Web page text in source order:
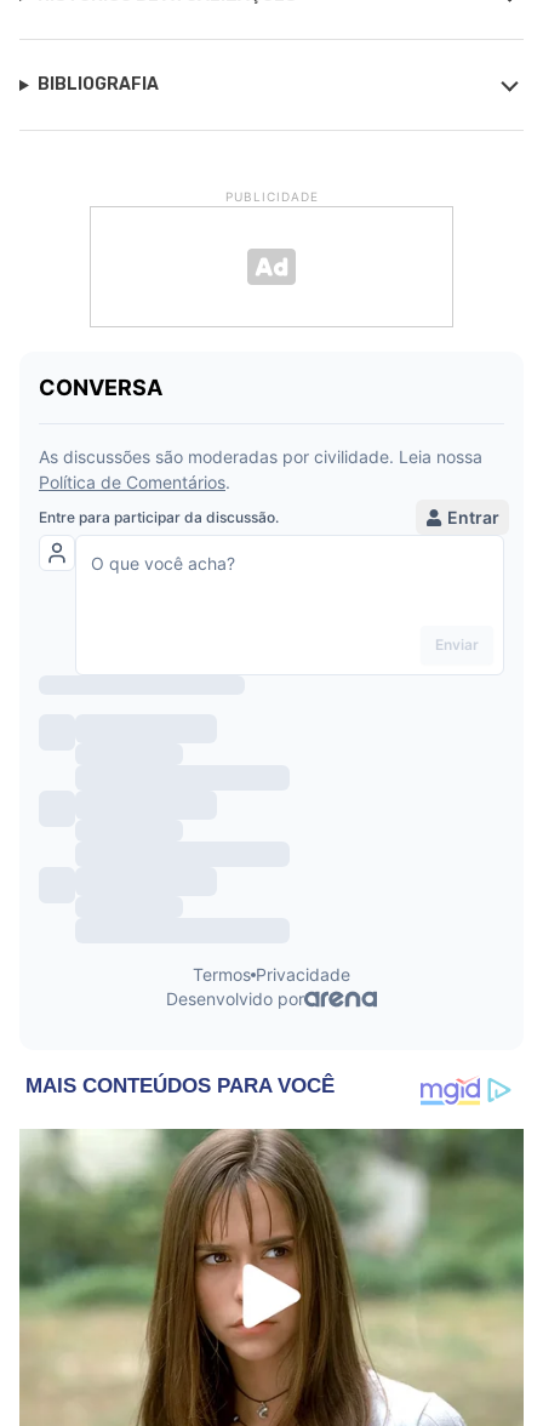
BIBLIOGRAFIA
PUBLICIDADE